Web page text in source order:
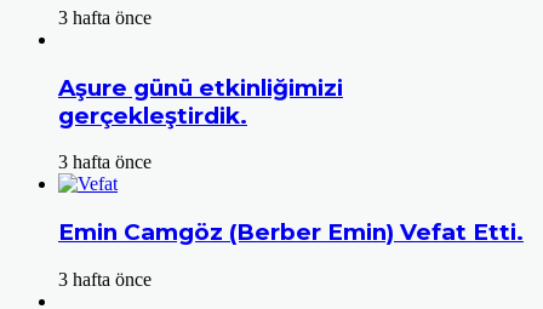
3 hafta önce
Aşure günü etkinliğimizi
gerçekleştirdik.
3 hafta önce
Emin Camgöz (Berber Emin) Vefat Etti.
3 hafta önce